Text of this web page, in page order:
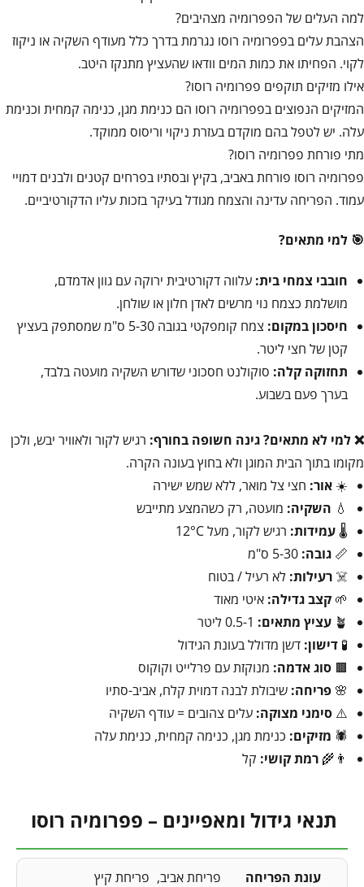
למה העלים של הפפרומיה מצהיבים?
הצהבת עלים בפפרומיה רוסו נגרמת בדרך כלל מעודף השקיה או ניקוז
לקוי. הפחיתו את כמות המים וודאו שהעציץ מתנקז היטב.
אילו מזיקים תוקפים פפרומיה רוסו?
המזיקים הנפוצים בפפרומיה רוסו הם כנימת מגן, כנימה קמחית וכנימת
עלה. יש לטפל בהם מוקדם בעזרת ניקוי וריסוס ממוקד.
מתי פורחת פפרומיה רוסו?
פפרומיה רוסו פורחת באביב, בקיץ ובסתיו בפרחים קטנים ולבנים דמויי
עמוד. הפריחה עדינה והצמח מגודל בעיקר בזכות עליו הדקורטיביים.
🎯 למי מתאים?
חובבי צמחי בית: עלווה דקורטיבית ירוקה עם גוון אדמדם,
מושלמת כצמח נוי מרשים לאדן חלון או שולחן.
חיסכון במקום:
צמח קומפקטי בגובה 5-30 ס"מ שמסתפק בעציץ
קטן של חצי ליטר.
תחזוקה קלה: סוקולנט חסכוני שדורש השקיה מועטה בלבד,
בערך פעם בשבוע.
❌ למי לא מתאים?גינה חשופה בחורף: רגיש לקור ולאוויר יבש, ולכן
מקומו בתוך הבית המוגן ולא בחוץ בעונה הקרה.
☀️ אור: חצי צל מואר, ללא שמש ישירה
💧 השקיה: מועטה, רק כשהמצע מתייבש
🌡️עמידות: רגיש לקור, מעל 12°C
📏 גובה: 5-30 ס"מ
☠️ רעילות: לא רעיל / בטוח
🌱 קצב גדילה: איטי מאוד
🪴 עציץ מתאים: 0.5-1 ליטר
🧪 דישון: דשן מדולל בעונת הגידול
🟫 סוג אדמה: מנוקזת עם פרלייט וקוקוס
🌸 פריחה: שיבולת לבנה דמוית קלח, אביב-סתיו
⚠️ סימני מצוקה: עלים צהובים = עודף השקיה
🕷️ מזיקים: כנימת מגן, כנימה קמחית, כנימת עלה
👨‍🌾 רמת קושי: קל
תנאי גידול ומאפיינים – פפרומיה רוסו
עונת הפריחה פריחת אביב פריחת קיץ